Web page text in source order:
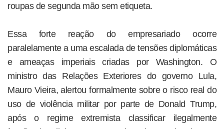
roupas de segunda mão sem etiqueta.
Essa forte reação do empresariado ocorre
paralelamente a uma escalada de tensões diplomáticas
e ameaças imperiais criadas por Washington. O
ministro das Relações Exteriores do governo Lula,
Mauro Vieira, alertou formalmente sobre o risco real do
uso de violência militar por parte de Donald Trump,
após o regime extremista classificar ilegalmente